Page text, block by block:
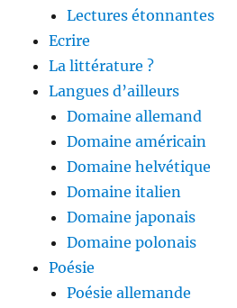
Lectures étonnantes
Ecrire
La littérature ?
Langues d’ailleurs
Domaine allemand
Domaine américain
Domaine helvétique
Domaine italien
Domaine japonais
Domaine polonais
Poésie
Poésie allemande